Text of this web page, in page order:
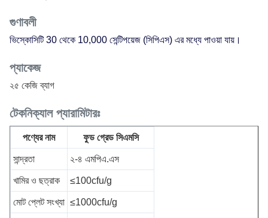
গুণাবলী
ভিস্কোসিটি 30 থেকে 10,000 সেন্টিপয়েজ (সিপিএস) এর মধ্যে পাওয়া যায়।
প্যাকেজ
২৫ কেজি ব্যাগ
টেকনিক্যাল প্যারামিটারঃ
পণ্যের নাম ফুড গ্রেড সিএমসি
সান্দ্রতা ২-৪ এমপিএ.এস
খামির ও ছত্রাক ≤100cfu/g
মোট প্লেট সংখ্যা ≤1000cfu/g